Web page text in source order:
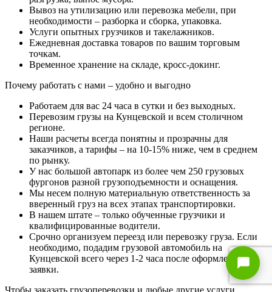
Вывоз на утилизацию или перевозка мебели, при
необходимости – разборка и сборка, упаковка.
Услуги опытных грузчиков и такелажников.
Ежедневная доставка товаров по вашим торговым
точкам.
Временное хранение на складе, кросс-докинг.
Почему работать с нами – удобно и выгодно
Работаем для вас 24 часа в сутки и без выходных.
Перевозим грузы на Кунцевской и всем столичном
регионе.
Наши расчеты всегда понятны и прозрачны для
заказчиков, а тарифы – на 10-15% ниже, чем в среднем
по рынку.
У нас большой автопарк из более чем 250 грузовых
фургонов разной грузоподъемности и оснащения.
Мы несем полную материальную ответственность за
вверенный груз на всех этапах транспортировки.
В нашем штате – только обученные грузчики и
квалифицированные водители.
Срочно организуем переезд или перевозку груза. Если
необходимо, подадим грузовой автомобиль на
Кунцевской всего через 1-2 часа после оформления
заявки.